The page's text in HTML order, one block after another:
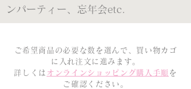
ンパーティー、忘年会etc.
ご希望商品の必要な数を選んで、買い物カゴ
に入れ注文に進みます。
詳しくは オンラインショッピング購入手順 を
ご確認ください。